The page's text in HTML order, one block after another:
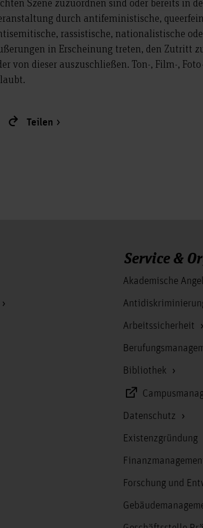
durch antifeministische,
rassistische, nationalistische
in Erscheinung treten, den Zutritt
von dieser auszuschließen. Ton-, Film-,
Teilen
Service &
Akademische
Arbeitssicherheit
Bibliothek
Datenschutz
Existenzgründung
Forschung und